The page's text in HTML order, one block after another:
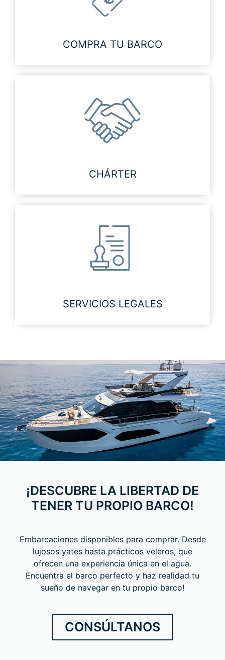
COMPRA TU BARCO
CHÁRTER
SERVICIOS LEGALES
¡DESCUBRE LA LIBERTAD DE
TENER TU PROPIO BARCO!
Embarcaciones disponibles para comprar. Desde
lujosos yates hasta prácticos veleros, que
ofrecen una experiencia única en el agua.
Encuentra el barco perfecto y haz realidad tu
sueño de navegar en tu propio barco!​
CONSÚLTANOS